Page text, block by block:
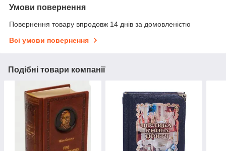
Умови повернення
Повернення товару впродовж 14 днів за домовленістю
Всі умови повернення
Подібні товари компанії